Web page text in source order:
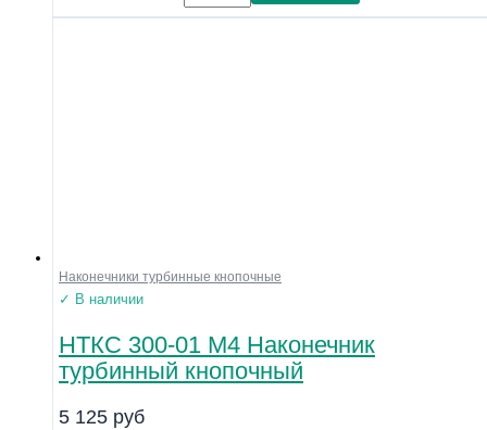
Наконечники турбинные кнопочные
✓ В наличии
НТКС 300-01 М4 Наконечник
турбинный кнопочный
5 125 руб